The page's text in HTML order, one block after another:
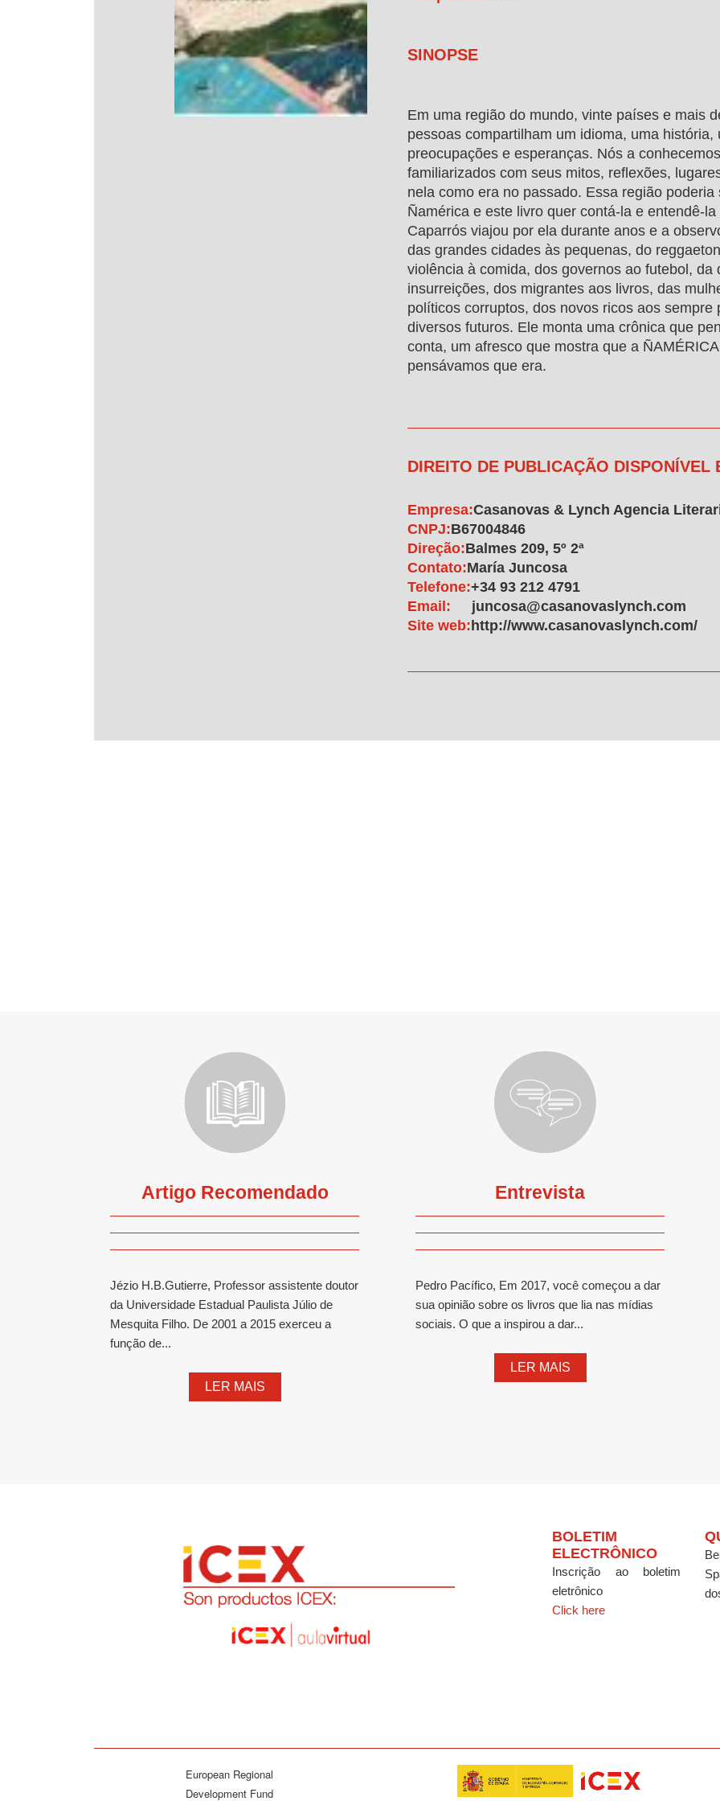
SINOPSE
Em uma região do mundo, vinte países e mais
pessoas compartilham um idioma, uma história,
preocupações e esperanças. Nós a
familiarizados com seus mitos, reflexões,
nela como era no passado. Essa região poderia
Ñamérica e este livro quer contá-la e entendê-
Caparrós viajou por ela durante anos e a
das grandes cidades às pequenas, do
violência à comida, dos governos ao futebol, da
insurreições, dos migrantes aos livros, das
políticos corruptos, dos novos ricos aos sempre
diversos futuros. Ele monta uma crônica que
conta, um afresco que mostra que a
pensávamos que era.
DIREITO DE PUBLICAÇÃO DISPONÍVEL
Empresa:Casanovas & Lynch Agencia
CNPJ:B67004846
Direção:Balmes 209, 5º 2ª
Contato:María Juncosa
Telefone:+34 93 212 4791
Email:
juncosa@casanovaslynch.com
Site web: http://www.casanovaslynch.com/
Artigo Recomendado
Jézio H.B.Gutierre, Professor assistente doutor
da Universidade Estadual Paulista Júlio de
Mesquita Filho. De 2001 a 2015 exerceu a
função de...
LER MAIS
Entrevista
Pedro Pacífico, Em 2017, você começou a dar
sua opinião sobre os livros que lia nas mídias
sociais. O que a inspirou a dar...
LER MAIS
BOLETIM
ELECTRÔNICO
Inscrição ao boletim
eletrônico
Click here
European Regional
Development Fund